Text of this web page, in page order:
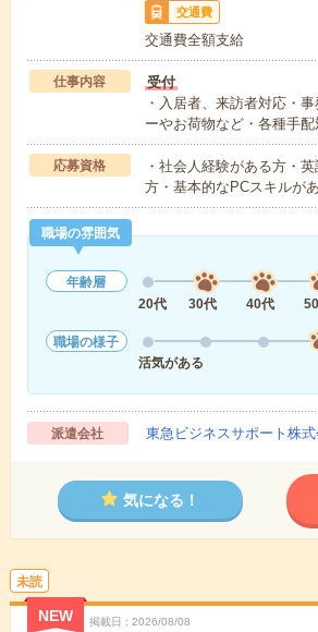
交通費
交通費全額支給
仕事内容
受付
・入居者、来訪者対応・
ーやお荷物など・各種手
応募資格
・社会人経験がある方・
方・基本的なPCスキル
職場の雰囲気
年齢層
20代
30代 40代
職場の様子
活気がある
派遣会社 東急ビジネスサポート株式
気になる！
未読
NEW 掲載日 2026/08/08